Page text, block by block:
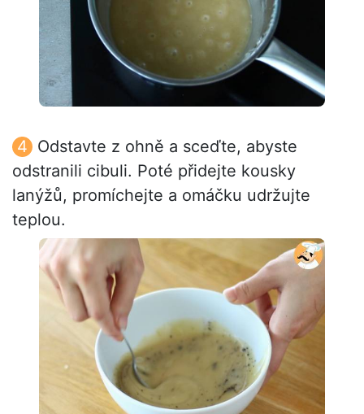
Odstavte z ohně a sceďte, abyste
odstranili cibuli. Poté přidejte kousky
lanýžů, promíchejte a omáčku udržujte
teplou.